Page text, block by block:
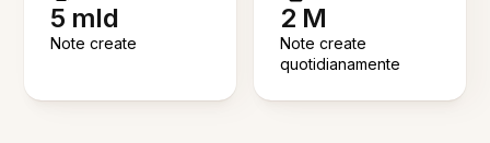
5 mld
Note create
2 M
Note create
quotidianamente